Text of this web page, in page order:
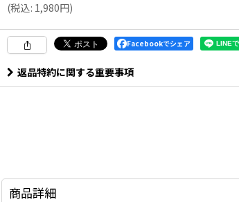
(税込: 1,980円)
Facebookでシェア
返品特約に関する重要事項
商品詳細